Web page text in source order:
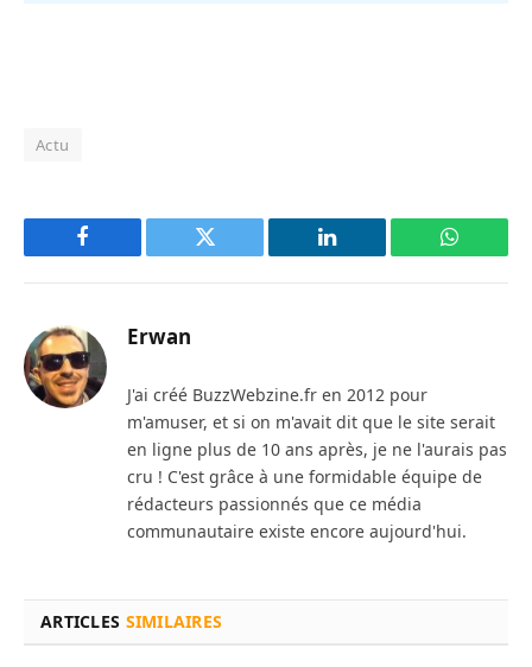
Actu
Facebook Twitter LinkedIn
Erwan
J'ai créé BuzzWebzine.fr en 2012 pour
m'amuser, et si on m'avait dit que le site serait
en ligne plus de 10 ans après, je ne l'aurais pas
cru ! C'est grâce à une formidable équipe de
rédacteurs passionnés que ce média
communautaire existe encore aujourd'hui.
ARTICLES SIMILAIRES